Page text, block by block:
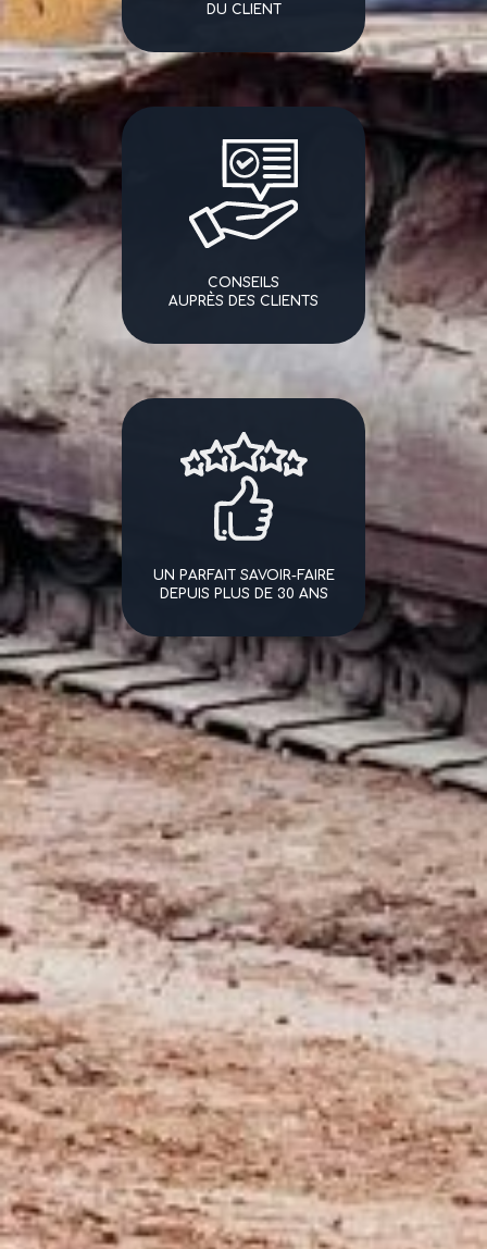
DU CLIENT
CONSEILS
AUPRÈS DES CLIENTS
UN PARFAIT SAVOIR-FAIRE
DEPUIS PLUS DE 30 ANS